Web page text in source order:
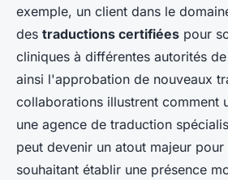
exemple, un client dans le
des traductions certifiées pour
cliniques à différentes autorités
ainsi l'approbation de nouveaux
collaborations illustrent comment
une agence de traduction
peut devenir un atout majeur
souhaitant établir une présence